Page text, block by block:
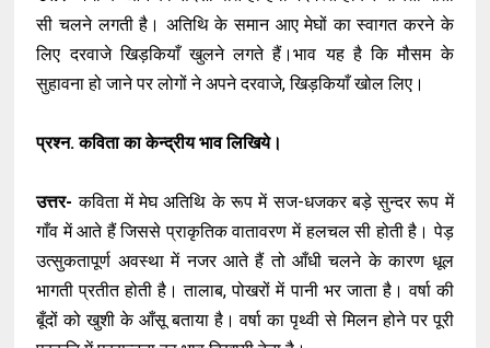
सी चलने लगती है। अतिथि के समान आए मेघों का स्वागत करने के
लिए दरवाजे खिड़कियाँ खुलने लगते हैं।भाव यह है कि मौसम के
सुहावना हो जाने पर लोगों ने अपने दरवाजे, खिड़कियाँ खोल लिए।
प्रश्न. कविता का केन्द्रीय भाव लिखिये।
उत्तर-कविता में मेघ अतिथि के रूप में सज-धजकर बड़े सुन्दर रूप में
गाँव में आते हैं जिससे प्राकृतिक वातावरण में हलचल सी होती है। पेड़
उत्सुकतापूर्ण अवस्था में नजर आते हैं तो आँधी चलने के कारण धूल
भागती प्रतीत होती है। तालाब, पोखरों में पानी भर जाता है। वर्षा की
बूँदों को खुशी के आँसू बताया है। वर्षा का पृथ्वी से मिलन होने पर पूरी